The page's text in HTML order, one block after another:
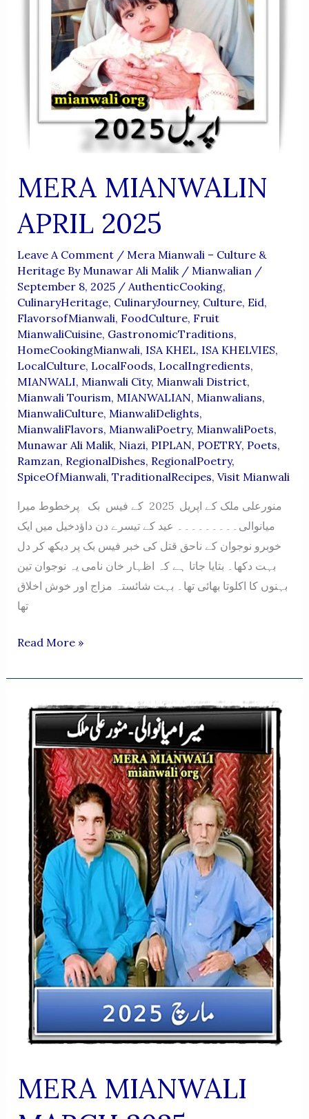
MERA MIANWALIN
APRIL 2025
Leave A Comment / Mera Mianwali – Culture &
Heritage By Munawar Ali Malik/ Mianwalian /
September 8, 2025 / AuthenticCooking,
CulinaryHeritage, CulinaryJourney, Culture, Eid,
FlavorsofMianwali, FoodCulture, Fruit
MianwaliCuisine, GastronomicTraditions,
HomeCookingMianwali, ISA KHEL, ISA KHELVIES,
LocalCulture, LocalFoods, LocalIngredients,
MIANWALI, Mianwali City, Mianwali District,
Mianwali Tourism, MIANWALIAN, Mianwalians,
MianwaliCulture, MianwaliDelights,
MianwaliFlavors, MianwaliPoetry, MianwaliPoets,
Munawar Ali Malik, Niazi, PIPLAN, POETRY, Poets,
Ramzan, RegionalDishes, RegionalPoetry,
SpiceOfMianwali, TraditionalRecipes, Visit Mianwali
منورعلی ملک کے اپریل 2025 کے فیس بک پرخطوط میرا
میانوالی۔۔۔۔۔۔۔۔۔ عید کے تیسرے دن داؤدخیل میں ایک
خوبرو نوجوان کے ناحق قتل کی خبر فیس بک پر دیکھ کر دل
بہت دکھا۔ بتایا جاتا ہے کہ اظہار خان نامی یہ نوجوان تین
بہنوں کا اکلوتا بھائی تھا۔ بہت شائستہ مزاج اور خوش اخلاق
تھا
MERA
APRIL
Read More »
MERA MIANWALI